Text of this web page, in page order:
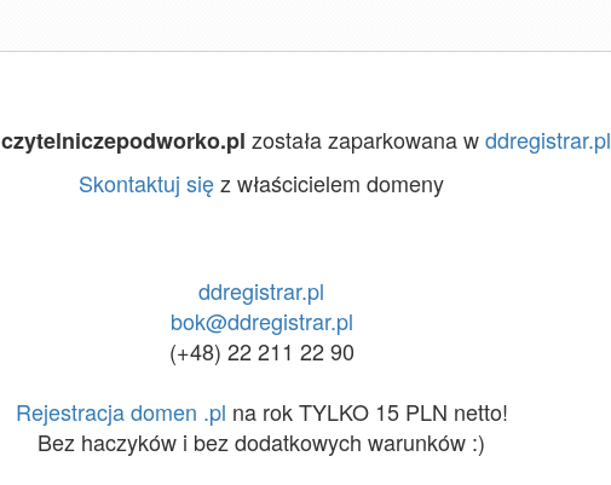
czytelniczepodworko.pl została zaparkowana wddregistrar.pl
Skontaktuj sięz właścicielem domeny
ddregistrar.pl
bok@ddregistrar.pl
(+48) 22 211 22 90
Rejestracja domen .pl na rok TYLKO 15 PLN netto!
Bez haczyków i bez dodatkowych warunków :)